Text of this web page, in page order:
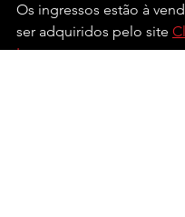
Os ingressos estão à
ser adquiridos pelo site
Ingresso.